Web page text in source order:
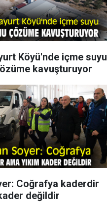
Köyü'nde içme suyu
kavuşturuyor
Coğrafya kaderdir
değildir